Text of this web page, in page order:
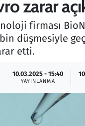
zarar
firması
düşmesiyle
etti.
10.03.2025 - 15:40
YAYINLANMA